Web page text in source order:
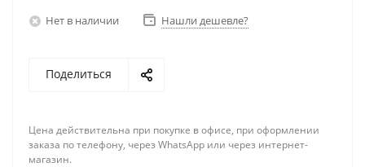
Нет в наличии Нашли дешевле?
Поделиться
Цена действительна при покупке в офисе, при оформлении
заказа по телефону, через WhatsApp или через интернет-
магазин.